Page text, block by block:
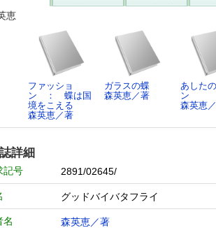
恵
ファッショ
ン ： 蝶は国
境をこえる
森英恵／著
ガラスの蝶
森英恵／著
あした
ン
森英恵
詳細
記号 2891/02645/
グッドバイバタフライ
名 森英恵／著